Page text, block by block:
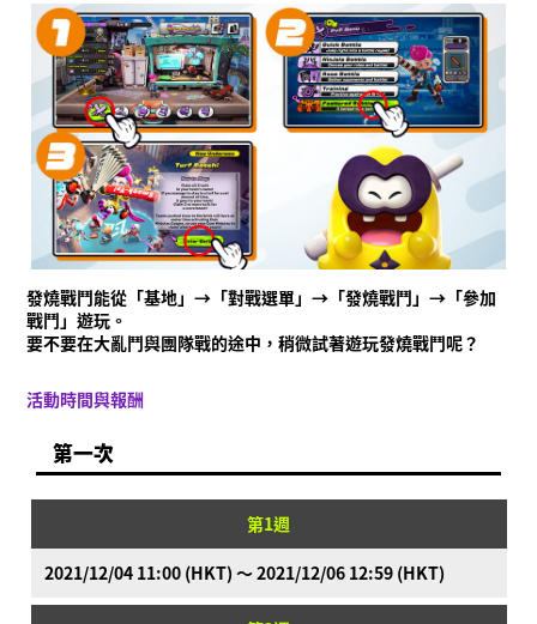
影片
線上說明書
商品資訊
Language
發燒戰鬥能從「基地」→「對戰選單」→「發燒戰鬥」→「參加
戰鬥」遊玩。
要不要在大亂鬥與團隊戰的途中，稍微試著遊玩發燒戰鬥呢？
活動時間與報酬
第一次
第1週
2021/12/04 11:00 (HKT) ～ 2021/12/06 12:59 (HKT)